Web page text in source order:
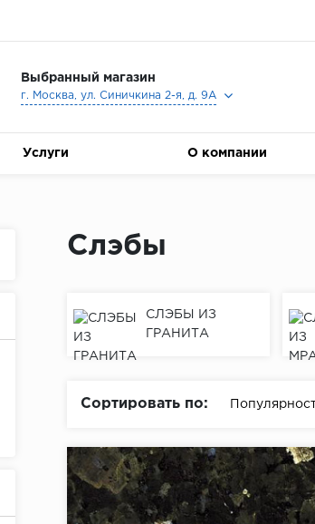
Выбранный магазин
г. Москва, ул. Синичкина 2-я, д. 9А
Услуги О компании
Слэбы
СЛЭБЫ ИЗ
ГРАНИТА
Сортировать по: